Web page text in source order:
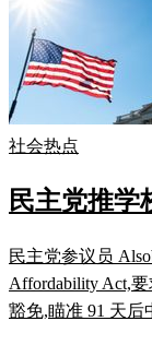
社会热点
民主党推学
民主党参议员
Affordability Act,
豁免,瞄准 91 天后